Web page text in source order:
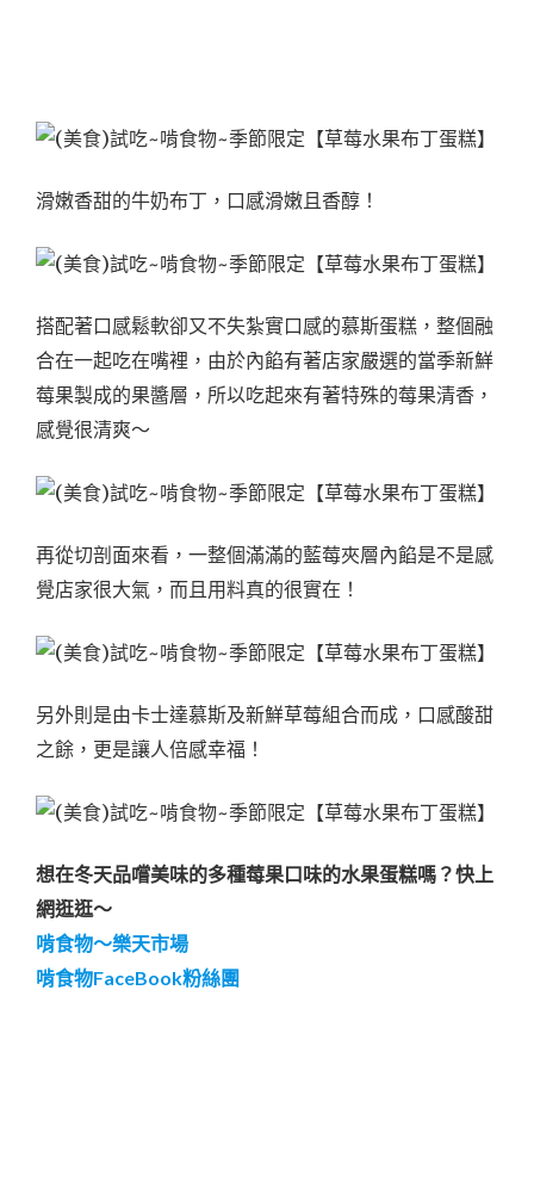
滑嫩香甜的牛奶布丁，口感滑嫩且香醇！
搭配著口感鬆軟卻又不失紮實口感的慕斯蛋糕，整個融
合在一起吃在嘴裡，由於內餡有著店家嚴選的當季新鮮
莓果製成的果醬層，所以吃起來有著特殊的莓果清香，
感覺很清爽～
再從切剖面來看，一整個滿滿的藍莓夾層內餡是不是感
覺店家很大氣，而且用料真的很實在！
另外則是由卡士達慕斯及新鮮草莓組合而成，口感酸甜
之餘，更是讓人倍感幸福！
想在冬天品嚐美味的多種莓果口味的水果蛋糕嗎？快上
網逛逛～
啃食物～樂天市場
啃食物FaceBook粉絲團